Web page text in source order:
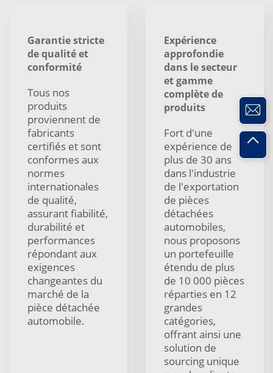
Garantie stricte
de qualité et
conformité
Tous nos
produits
proviennent de
fabricants
certifiés et sont
conformes aux
normes
internationales
de qualité,
assurant fiabilité,
durabilité et
performances
répondant aux
exigences
changeantes du
marché de la
pièce détachée
automobile.
Expérience
approfondie
dans le secteur
et gamme
complète de
produits
Fort d'une
expérience de
plus de 30 ans
dans l'industrie
de l'exportation
de pièces
détachées
automobiles,
nous proposons
un portefeuille
étendu de plus
de 10 000 pièces
réparties en 12
grandes
catégories,
offrant ainsi une
solution de
sourcing unique